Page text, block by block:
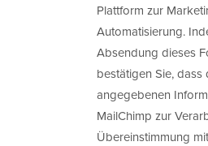
Plattform zur
Automatisierung.
Absendung dieses
bestätigen Sie, dass
angegebenen
MailChimp zur
Übereinstimmung